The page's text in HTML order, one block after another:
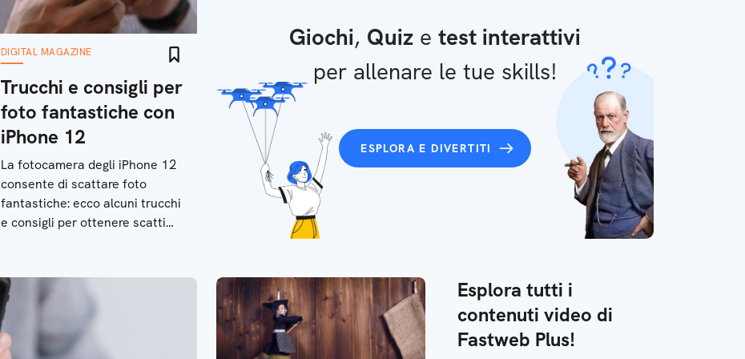
DIGITAL MAGAZINE
Trucchi e consigli per
foto fantastiche con
iPhone 12
La fotocamera degli iPhone 12
consente di scattare foto
fantastiche: ecco alcuni trucchi
e consigli per ottenere scatti
Giochi, Quiz e test interattivi
per allenare le tue skills!
ESPLORA E DIVERTITI
Esplora tutti i
contenuti video di
Fastweb Plus!